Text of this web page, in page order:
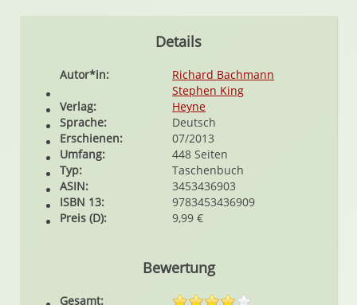
Details
Autor*in:
Richard Bachmann
Stephen King
Verlag:
Heyne
Sprache:
Deutsch
Erschienen:
07/2013
Umfang:
448 Seiten
Typ:
Taschenbuch
ASIN:
3453436903
ISBN 13:
9783453436909
Preis (D):
9,99 €
Bewertung
Gesamt: